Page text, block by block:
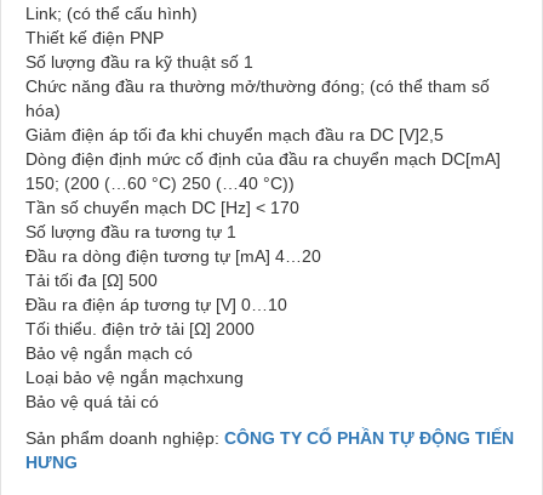
Link; (có thể cấu hình)
Thiết kế điện PNP
Số lượng đầu ra kỹ thuật số 1
Chức năng đầu ra thường mở/thường đóng; (có thể tham số
hóa)
Giảm điện áp tối đa khi chuyển mạch đầu ra DC [V]2,5
Dòng điện định mức cố định của đầu ra chuyển mạch DC[mA]
150; (200 (…60 °C) 250 (…40 °C))
Tần số chuyển mạch DC [Hz] < 170
Số lượng đầu ra tương tự 1
Đầu ra dòng điện tương tự [mA] 4…20
Tải tối đa [Ω] 500
Đầu ra điện áp tương tự [V] 0…10
Tối thiểu. điện trở tải [Ω] 2000
Bảo vệ ngắn mạch có
Loại bảo vệ ngắn mạchxung
Bảo vệ quá tải có
Sản phẩm doanh nghiệp: CÔNG TY CỔ PHẦN TỰ ĐỘNG TIẾN
HƯNG